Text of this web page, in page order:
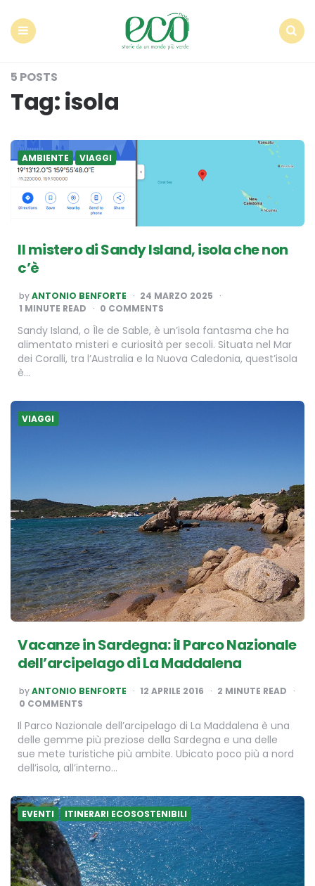
5 POSTS
Tag:isola
AMBIENTE VIAGGI
Il mistero di Sandy Island, isola che non
c’è
POSTED
BY
byANTONIO BENFORTE
24 MARZO 2025
1 MINUTE READ 0 COMMENTS
Sandy Island, o Île de Sable, è un’isola fantasma che ha
alimentato misteri e curiosità per secoli. Situata nel Mar
dei Coralli, tra l’Australia e la Nuova Caledonia, quest’isola
è…
VIAGGI
Vacanze in Sardegna: il Parco Nazionale
dell’arcipelago di La Maddalena
POSTED
BY
byANTONIO BENFORTE 12 APRILE 2016 2 MINUTE READ
0 COMMENTS
Il Parco Nazionale dell’arcipelago di La Maddalena è una
delle gemme più preziose della Sardegna e una delle
sue mete turistiche più ambite. Ubicato poco più a nord
dell’isola, all’interno…
EVENTI ITINERARI ECOSOSTENIBILI